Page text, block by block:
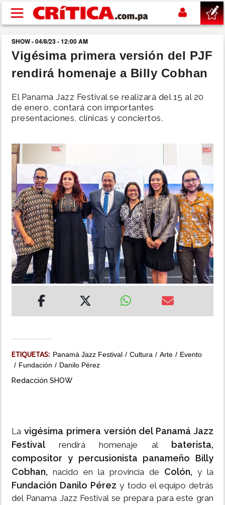
Pasar al contenido principal
buscar
SUCESOS
NACIONAL
SHOW
DEPORTES
MUNDO
INSÓLITAS
MULTIMEDIA
IMPRESO
SHOW - 04/8/23 - 12:00 AM
Vigésima primera versión del PJF
rendirá homenaje a Billy Cobhan
El Panama Jazz Festival se realizará del 15 al 20
de enero, contará con importantes
presentaciones, clínicas y conciertos.
ETIQUETAS: Panamá Jazz Festival Cultura Arte
Evento
Fundación
Danilo Pérez
Redacción SHOW
La vigésima primera versión del Panamá Jazz
Festival rendirá homenaje al
baterista,
compositor y percusionista panameño Billy
Cobhan, nacido en la provincia de Colón, y la
Fundación Danilo Pérez y todo el equipo detrás
del Panama Jazz Festival se prepara para este gran